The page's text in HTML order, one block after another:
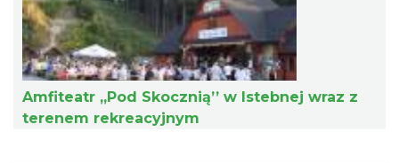
Wakacyjna Potańcówka na Czantorii
Ustroń
2026-08-15
13.16 km
Amfiteatr „Pod Skocznią’’ w Istebnej wraz z
terenem rekreacyjnym